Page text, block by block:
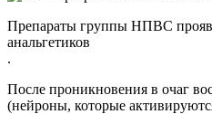
Препараты группы НПВС
анальгетиков
.
После проникновения в очаг
(нейроны, которые